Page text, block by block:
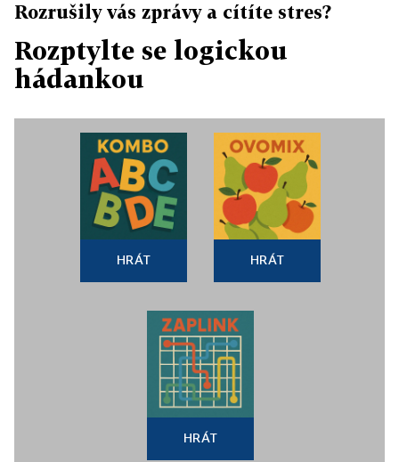
Rozrušily vás zprávy a cítíte stres?
Rozptylte se logickou
hádankou
HRÁT HRÁT
HRÁT